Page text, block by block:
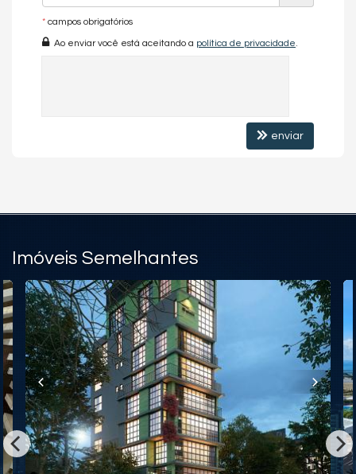
Espaço Gourmet
Medidores Individuais
Hall Decorado e Mobiliado
* campos obrigatórios
Ao enviar você está aceitando a política de privacidade
enviar
Imóveis Semelhantes